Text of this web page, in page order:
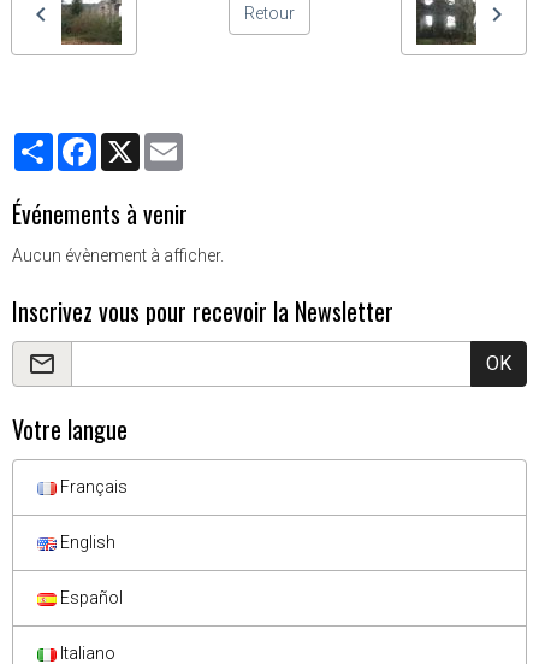
Retour
PartagerFacebook
X
Événements à venir
Aucun évènement à afficher.
Inscrivez vous pour recevoir la Newsletter
OK
Votre langue
Français
English
Español
Italiano